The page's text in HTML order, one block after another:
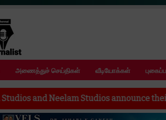
அணைத்துச் செய்திகள் வீடியோக்கள்
Studios announce their next film —